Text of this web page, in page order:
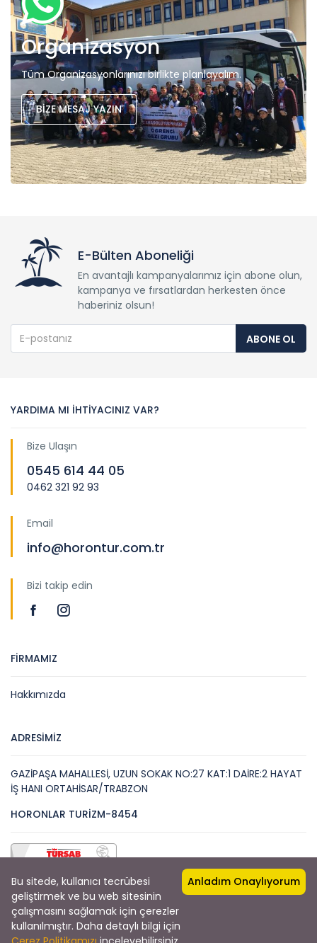
Organizasyon
Tüm Organizasyonlarınızı birlikte planlayalım.
BİZE MESAJ YAZIN
E-Bülten Aboneliği
En avantajlı kampanyalarımız için abone olun,
kampanya ve fırsatlardan herkesten önce
haberiniz olsun!
ABONE OL
YARDIMA MI İHTİYACINIZ VAR?
Bize Ulaşın
0545 614 44 05
0462 321 92 93
Email
info@horontur.com.tr
Bizi takip edin
FİRMAMIZ
Hakkımızda
ADRESİMİZ
GAZİPAŞA MAHALLESİ, UZUN SOKAK NO:27 KAT:1 DAİRE:2 HAYAT
İŞ HANI ORTAHİSAR/TRABZON
HORONLAR TURİZM-8454
Copyright © 2022 by Horon Tur
Bu sitede, kullanıcı tecrübesi
geliştirmek ve bu web sitesinin
çalışmasını sağlamak için çerezler
kullanılmıştır. Daha detaylı bilgi için
Anladım Onaylıyorum